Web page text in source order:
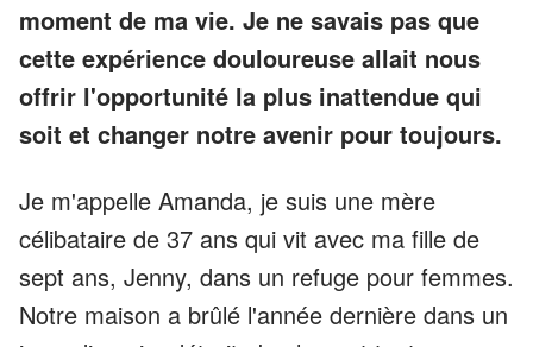
moment de ma vie. Je ne savais pas que
cette expérience douloureuse allait nous
offrir l'opportunité la plus inattendue qui
soit et changer notre avenir pour toujours.
Je m'appelle Amanda, je suis une mère
célibataire de 37 ans qui vit avec ma fille de
sept ans, Jenny, dans un refuge pour femmes.
Notre maison a brûlé l'année dernière dans un